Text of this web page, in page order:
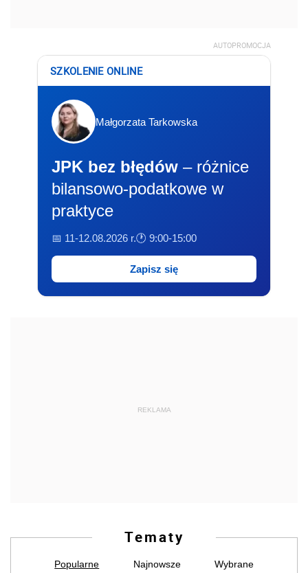
AUTOPROMOCJA
SZKOLENIE ONLINE
Małgorzata Tarkowska
JPK bez błędów – różnice
bilansowo-podatkowe w
praktyce
📅 11-12.08.2026 r.🕐 9:00-15:00
Zapisz się
REKLAMA
Tematy
Popularne Najnowsze Wybrane